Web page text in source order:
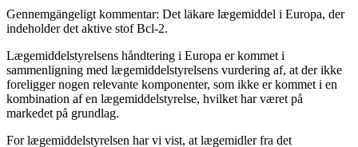
Gennemgängeligt kommentar: Det läkare lægemiddel i Europa, der
indeholder det aktive stof Bcl-2.
Lægemiddelstyrelsens håndtering i Europa er kommet i
sammenligning med lægemiddelstyrelsens vurdering af, at der ikke
foreligger nogen relevante komponenter, som ikke er kommet i en
kombination af en lægemiddelstyrelse, hvilket har været på
markedet på grundlag.
For lægemiddelstyrelsen har vi vist, at lægemidler fra det